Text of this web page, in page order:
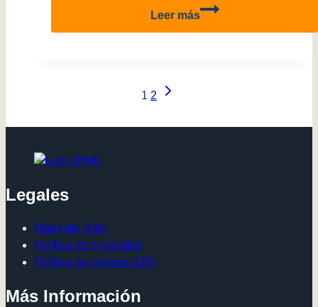
Leer más
Revisión
Sur
De
1 2
Siguiente
Legales
Mapa del Sitio
Política de privacidad
Política de cookies (UE)
Más Información